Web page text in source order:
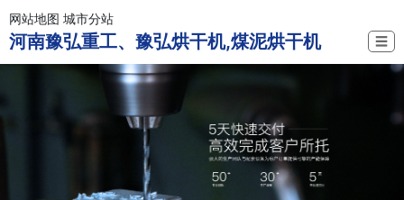
网站地图 城市分站
河南豫弘重工、豫弘烘干机,煤泥烘干机 ☰